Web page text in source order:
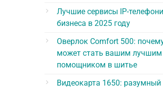
Лучшие сервисы IP-
бизнеса в 2025 году
Оверлок Comfort 500:
может стать вашим лучшим
помощником в шитье
Видеокарта 1650: